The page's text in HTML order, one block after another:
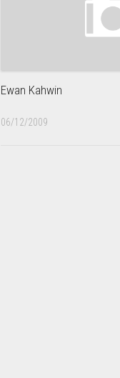
Ewan Kahwin
06/12/2009